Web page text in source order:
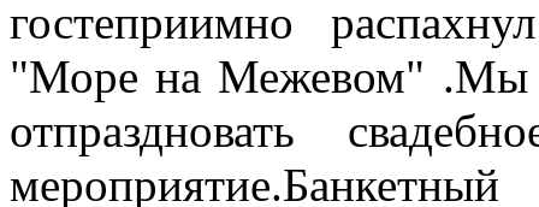
гостеприимно
"Море на Межевом" .Мы
отпраздновать